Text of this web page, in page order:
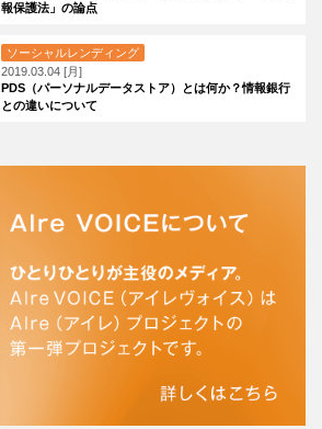
報保護法」の論点
ソーシャルレンディング
2019.03.04 [月]
PDS（パーソナルデータストア）とは何か？情報銀行
との違いについて